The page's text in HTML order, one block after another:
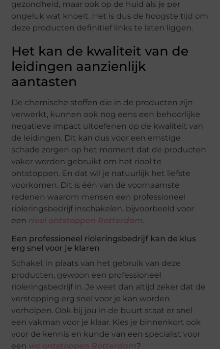
gezondheid, maar ook op de huid als je per
ongeluk wat knoeit. Het is dus de hoogste tijd om
deze producten definitief links te laten liggen.
Het kan de kwaliteit van de
leidingen aanzienlijk
aantasten
De chemische stoffen die in de producten zijn
verwerkt, kunnen ook nog eens een behoorlijke
negatieve impact uitoefenen op de kwaliteit van
de leidingen. Dit kan dus voor een ernstige
schade zorgen op het moment dat de producten
vaker worden gebruikt om het riool te
ontstoppen. En dat wil je natuurlijk het liefste
voorkomen. Dit is één van de voornaamste
redenen waarom mensen een professioneel
rioleringsbedrijf inschakelen, bijvoorbeeld voor
een riool ontstoppen Rotterdam.
Een professioneel rioleringsbedrijf kan de klus
erg snel voor je klaren
Schakel, in plaats van het gebruik van deze
producten, gewoon een professioneel
rioleringsbedrijf in. Je weet dan altijd zeker dat de
verstopping erg snel voor je kan worden
verholpen. Ook bij jou in de buurt staat er snel
een vakman voor je klaar. Kies je binnenkort ook
voor de kennis en kunde van een specialist voor
een wc ontstoppen Rotterdam?